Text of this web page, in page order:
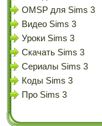
OMSP для Sims 3
Видео Sims 3
Уроки Sims 3
Скачать Sims 3
Сериалы Sims 3
Коды Sims 3
Про Sims 3